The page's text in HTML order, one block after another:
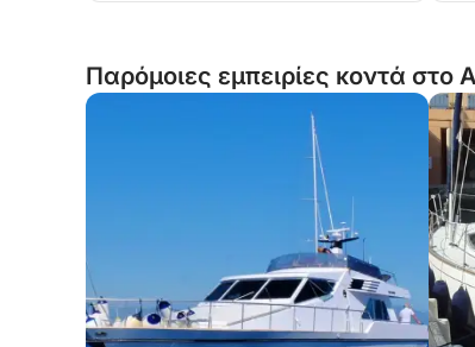
Παρόμοιες εμπειρίες κοντά στο